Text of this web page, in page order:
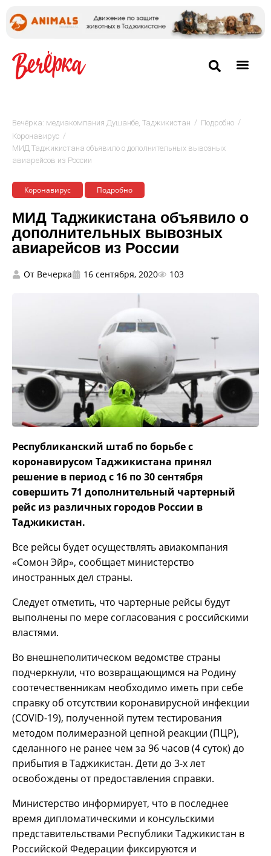
Вечёрка: медиакомпания Душанбе, Таджикистан / Подробно /
Коронавирус /
МИД Таджикистана объявило о дополнительных вывозных
авиарейсов из России
Коронавирус Подробно
МИД Таджикистана объявило о
дополнительных вывозных
авиарейсов из России
От Вечерка 16 сентября, 2020 103
Республиканский штаб по борьбе с
коронавирусом Таджикистана принял
решение в период с 16 по 30 сентября
совершить 71 дополнительный чартерный
рейс из различных городов России в
Таджикистан.
Все рейсы будет осуществлять авиакомпания
«Сомон Эйр», сообщает министерство
иностранных дел страны.
Следует отметить, что чартерные рейсы будут
выполнены по мере согласования с российскими
властями.
Во внешнеполитическом ведомстве страны
подчеркнули, что возвращающимся на Родину
соотечественникам необходимо иметь при себе
справку об отсутствии коронавирусной инфекции
(COVID-19), полученной путем тестирования
методом полимеразной цепной реакции (ПЦР),
сделанного не ранее чем за 96 часов (4 суток) до
прибытия в Таджикистан. Дети до 3-х лет
освобождены от предоставления справки.
Министерство информирует, что в последнее
время дипломатическими и консульскими
представительствами Республики Таджикистан в
Российской Федерации фиксируются и